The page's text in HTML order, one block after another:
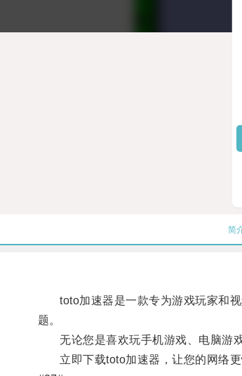
简
toto加速器是一款专为游戏玩家和视
题。
无论您是喜欢玩手机游戏、电脑游戏
立即下载toto加速器，让您的网络更